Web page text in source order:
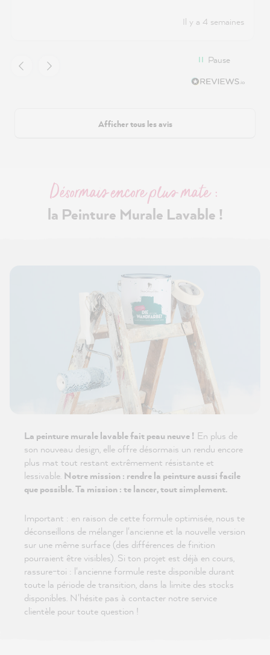
Il y a 4 semaines
Pause
Afficher tous les avis
Désormais encore plus mate :
la Peinture Murale Lavable !
La peinture murale lavable fait peau neuve ! En plus de
son nouveau design, elle offre désormais un rendu encore
plus mat tout restant extrêmement résistante et
lessivable. Notre mission : rendre la peinture aussi facile
que possible. Ta mission : te lancer, tout simplement.
Important : en raison de cette formule optimisée, nous te
déconseillons de mélanger l'ancienne et la nouvelle version
sur une même surface (des différences de finition
pourraient être visibles). Si ton projet est déjà en cours,
rassure-toi : l'ancienne formule reste disponible durant
toute la période de transition, dans la limite des stocks
disponibles. N'hésite pas à contacter notre service
clientèle pour toute question !